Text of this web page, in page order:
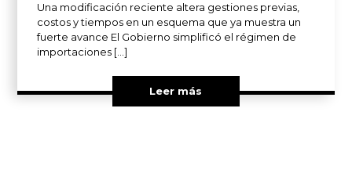
Una modificación reciente altera gestiones previas,
costos y tiempos en un esquema que ya muestra un
fuerte avance El Gobierno simplificó el régimen de
importaciones […]
Leer más